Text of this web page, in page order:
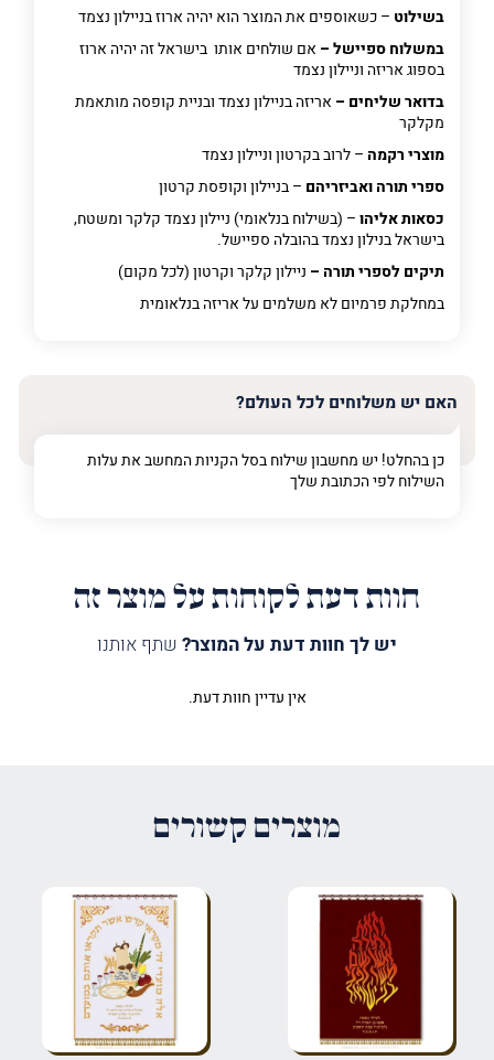
בשילוט – כשאוספים את המוצר הוא יהיה ארוז בניילון נצמד
במשלוח ספיישל – אם שולחים אותו בישראל זה יהיה ארוז
בספוג אריזה וניילון נצמד
בדואר שליחים – אריזה בניילון נצמד ובניית קופסה מותאמת
מקלקר
מוצרי רקמה – לרוב בקרטון וניילון נצמד
ספרי תורה ואביזריהם – בניילון וקופסת קרטון
כסאות אליהו– (בשילוח בנלאומי) ניילון נצמד קלקר ומשטח,
בישראל בנילון נצמד בהובלה ספיישל.
תיקים לספרי תורה – ניילון קלקר וקרטון (לכל מקום)
במחלקת פרמיוםלא משלמים על אריזה בנלאומית
האם יש משלוחים לכל העולם?
כן בהחלט! יש מחשבון שילוח בסל הקניות המחשב את עלות
השילוח לפי הכתובת שלך
חוות דעת לקוחות על מוצר זה
יש לך חוות דעת על המוצר? שתף אותנו
הביקורת שלך*
אין עדיין חוות דעת.
מוצרים קשורים